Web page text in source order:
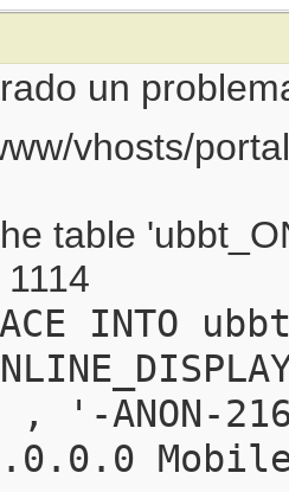
un
vhosts/
table
1114
INTO
1 , '-